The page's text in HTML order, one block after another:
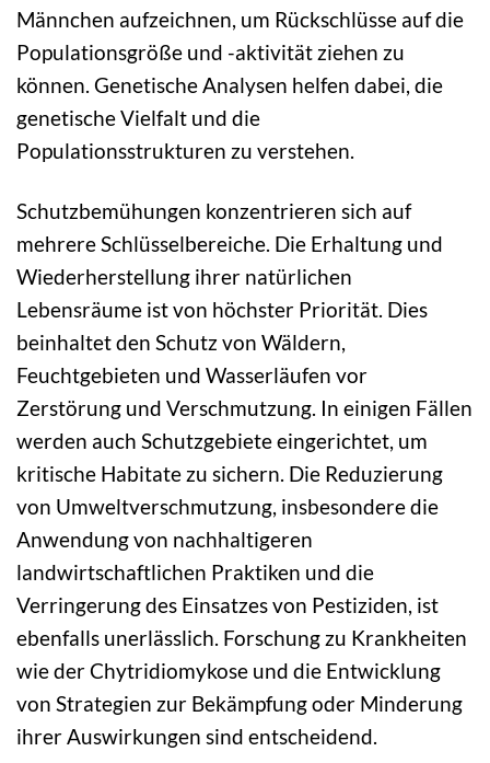
Männchen aufzeichnen, um Rückschlüsse auf die
Populationsgröße und -aktivität ziehen zu
können. Genetische Analysen helfen dabei, die
genetische Vielfalt und die
Populationsstrukturen zu verstehen.
Schutzbemühungen konzentrieren sich auf
mehrere Schlüsselbereiche. Die Erhaltung und
Wiederherstellung ihrer natürlichen
Lebensräume ist von höchster Priorität. Dies
beinhaltet den Schutz von Wäldern,
Feuchtgebieten und Wasserläufen vor
Zerstörung und Verschmutzung. In einigen Fällen
werden auch Schutzgebiete eingerichtet, um
kritische Habitate zu sichern. Die Reduzierung
von Umweltverschmutzung, insbesondere die
Anwendung von nachhaltigeren
landwirtschaftlichen Praktiken und die
Verringerung des Einsatzes von Pestiziden, ist
ebenfalls unerlässlich. Forschung zu Krankheiten
wie der Chytridiomykose und die Entwicklung
von Strategien zur Bekämpfung oder Minderung
ihrer Auswirkungen sind entscheidend.